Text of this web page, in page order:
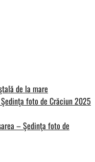
de la mare
foto de Crăciun 2025
– Şedinţa foto de